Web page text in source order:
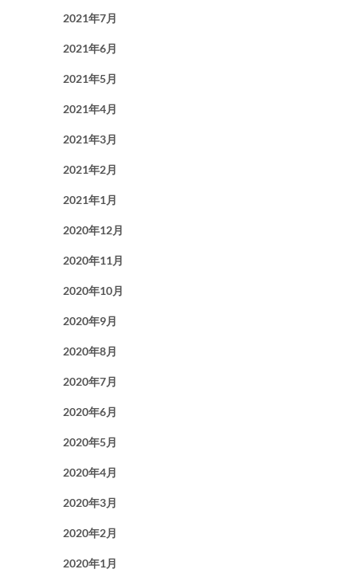
2021年7月
2021年6月
2021年5月
2021年4月
2021年3月
2021年2月
2021年1月
2020年12月
2020年11月
2020年10月
2020年9月
2020年8月
2020年7月
2020年6月
2020年5月
2020年4月
2020年3月
2020年2月
2020年1月